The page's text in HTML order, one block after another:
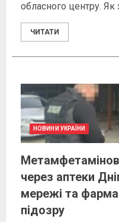
обласного центру. Як
ЧИТАТИ
НОВИНИ УКРАЇНИ
через аптеки
мережі та
підозру